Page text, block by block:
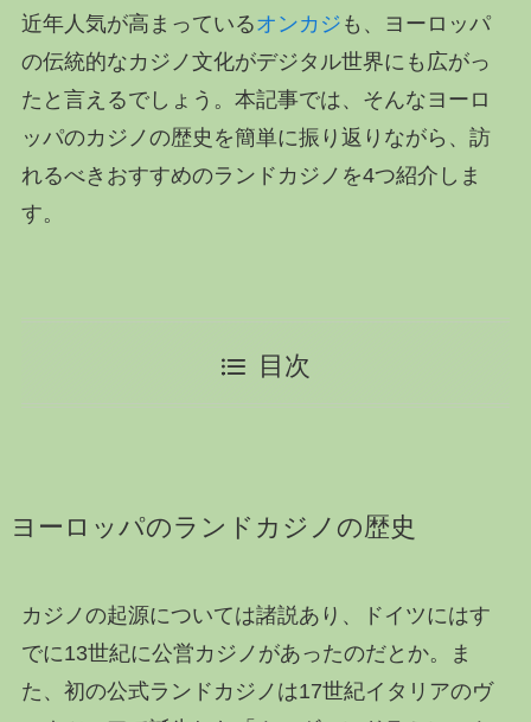
近年人気が高まっているオンカジ も、ヨーロッパ
の伝統的なカジノ文化がデジタル世界にも広がっ
たと言えるでしょう。本記事では、そんなヨーロ
ッパのカジノの歴史を簡単に振り返りながら、訪
れるべきおすすめのランドカジノを4つ紹介しま
す。
目次
ヨーロッパのランドカジノの歴史
カジノの起源については諸説あり、ドイツにはす
でに13世紀に公営カジノがあったのだとか。ま
た、初の公式ランドカジノは17世紀イタリアのヴ